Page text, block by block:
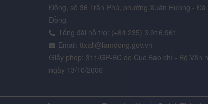
Đồng, số 36 Trần Phú, phường Xuân Hương -
Đồng
Tổng đài hỗ trợ: (+84.235) 3.916.961
Email: ttxtdl@lamdong.gov.vn
Giấy phép: 311/GP-BC do Cục Báo chí - Bộ Văn
ngày 13/10/2006